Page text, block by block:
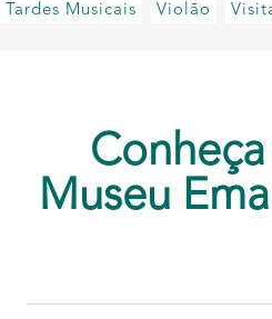
Tardes Musicais
Violão
Museu